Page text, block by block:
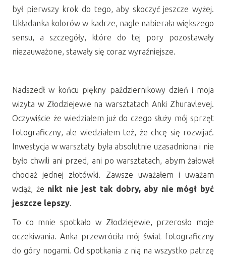
był pierwszy krok do tego, aby skoczyć jeszcze wyżej.
Układanka kolorów w kadrze, nagle nabierała większego
sensu, a szczegóły, które do tej pory pozostawały
niezauważone, stawały się coraz wyraźniejsze.
Nadszedł w końcu piękny październikowy dzień i moja
wizyta w Złodziejewie na warsztatach Anki Zhuravlevej.
Oczywiście że wiedziałem już do czego służy mój sprzęt
fotograficzny, ale wiedziałem też, że chcę się rozwijać.
Inwestycja w warsztaty była absolutnie uzasadniona i nie
było chwili ani przed, ani po warsztatach, abym żałował
chociaż jednej złotówki. Zawsze uważałem i uważam
wciąż, że nikt nie jest tak dobry, aby nie mógł być
jeszcze lepszy.
To co mnie spotkało w Złodziejewie, przerosło moje
oczekiwania. Anka przewróciła mój świat fotograficzny
do góry nogami. Od spotkania z nią na wszystko patrzę